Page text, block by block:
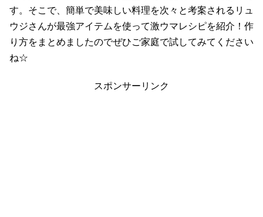
す。そこで、簡単で美味しい料理を次々と考案されるリュ
ウジさんが最強アイテムを使って激ウマレシピを紹介！作
り方をまとめましたのでぜひご家庭で試してみてください
ね☆
スポンサーリンク